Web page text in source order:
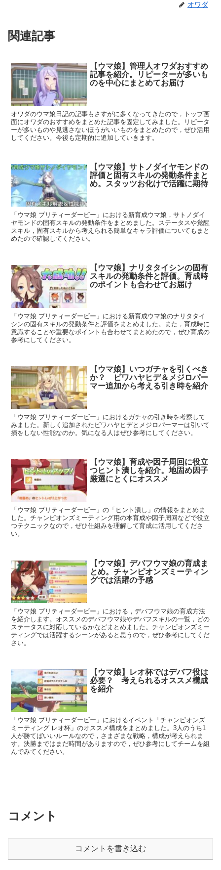
オワダ
関連記事
【ウマ娘】管理人オワダおすすめ
記事を紹介。リピーターが多いも
のを中心にまとめてお届け
オワダのウマ娘日記の記事もさすがに多くなってきたので，トップ画
面にオワダのおすすめをまとめた記事を固定してみました。リピータ
ーが多いものや見逃さないほうがいいものをまとめたので，ぜひ活用
してください。今後も定期的に追加していきます。
【ウマ娘】サトノダイヤモンドの
評価と固有スキルの発動条件まと
め。スタッツお化けで活躍に期待
「ウマ娘 プリティーダービー」における新育成ウマ娘，サトノダイ
ヤモンドの固有スキルの発動条件をまとめました。ステータスや覚醒
スキル，固有スキルから考えられる簡単なキャラ評価についてもまと
めたので確認してください。
【ウマ娘】ナリタタイシンの固有
スキルの発動条件と評価。育成時
のポイントも合わせてお届け
「ウマ娘 プリティーダービー」における新育成ウマ娘のナリタタイ
シンの固有スキルの発動条件と評価をまとめました。また，育成時に
意識することや重要なポイントも合わせてまとめたので，ぜひ育成の
参考にしてください。
【ウマ娘】いつガチャを引くべき
か？ ビワハヤヒデ＆メジロパー
マー追加から考える引き時を紹介
「ウマ娘 プリティーダービー」におけるガチャの引き時を考察して
みました。新しく追加されたビワハヤヒデとメジロパーマーは引いて
損をしない性能なのか。気になる人はぜひ参考にしてください。
【ウマ娘】育成や因子周回に役立
つヒント潰しを紹介。地固め因子
厳選にとくにオススメ
「ウマ娘 プリティーダービー」の「ヒント潰し」の情報をまとめま
した。チャンピオンズミーティング用の本育成や因子周回などで役立
つテクニックなので，ぜひ仕組みを理解して育成に活用してくださ
い。
【ウマ娘】デバフウマ娘の育成ま
とめ。チャンピオンズミーティン
グでは活躍の予感
「ウマ娘 プリティーダービー」における，デバフウマ娘の育成方法
を紹介します。オススメのデバフウマ娘やデバフスキルの一覧，どの
ステータスに対応しているかなどまとめました。チャンピオンズミー
ティングでは活躍するシーンがあると思うので，ぜひ参考にしてくだ
さい。
【ウマ娘】レオ杯ではデバフ役は
必要？ 考えられるオススメ構成
を紹介
「ウマ娘 プリティーダービー」におけるイベント「チャンピオンズ
ミーティング レオ杯」のオススメ構成をまとめました。3人のうち1
人が勝てばいいルールなので，さまざまな戦略，構成が考えられま
す。決勝まではまだ時間がありますので，ぜひ参考にしてチームを組
んでみてください。
コメント
コメントを書き込む